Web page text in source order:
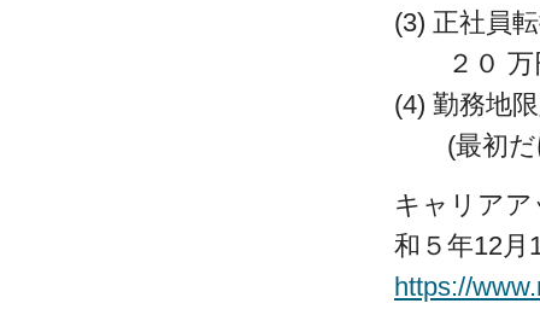
(3) 正社員
２０ 万
(4) 勤務地
(最初だ
キャリアア
和５年12月
https://